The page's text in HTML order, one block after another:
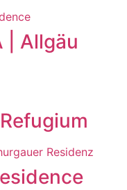
| Allgäu